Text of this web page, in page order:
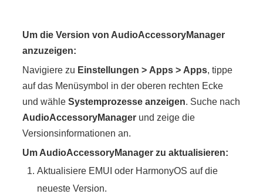
r
Um die Version von AudioAccessoryManager
anzuzeigen:
Navigiere zu Einstellungen > Apps > Apps, tippe
auf das Menüsymbol in der oberen rechten Ecke
und wähleSystemprozesse anzeigen. Suche nach
AudioAccessoryManager und zeige die
Versionsinformationen an.
Um AudioAccessoryManager zu aktualisieren:
Aktualisiere EMUI oder HarmonyOS auf die
neueste Version.